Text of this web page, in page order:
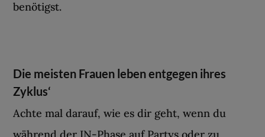
benötigst.
Die meisten Frauen leben entgegen ihres
Zyklus‘
Achte mal darauf, wie es dir geht, wenn du
während der IN-Phase auf Partys oder zu